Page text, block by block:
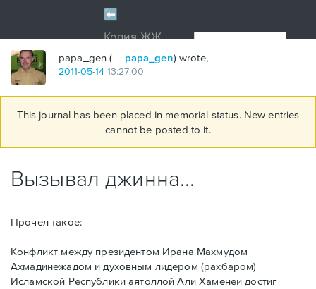
papa_gen ( papa_gen) wrote,
2011-05-14 13:27:00
This journal has been placed in memorial status. New entries
cannot be posted to it.
Вызывал джинна...
Прочел такое:
Конфликт между президентом Ирана Махмудом
Ахмадинежадом и духовным лидером (рахбаром)
Исламской Республики аятоллой Али Хаменеи достиг